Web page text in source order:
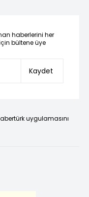
haberlerini her
bültene üye
Kaydet
uygulamasını